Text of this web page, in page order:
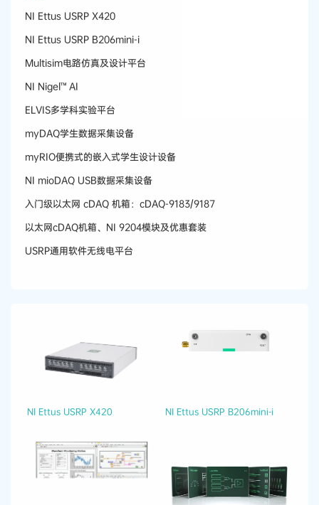
NI Ettus USRP X420
NI Ettus USRP B206mini-i
Multisim电路仿真及设计平台
NI Nigel™ AI
ELVIS多学科实验平台
myDAQ学生​数据​采集​设备
myRIO便携式的嵌入式学生设计设备
NI mioDAQ USB数据采集设备
入门级以太网 cDAQ 机箱：cDAQ-9183/9187
以太网cDAQ机箱、NI 9204模块及优惠套装
USRP通用软件无线电平台
NI Ettus USRP X420 NI Ettus USRP B206mini-i